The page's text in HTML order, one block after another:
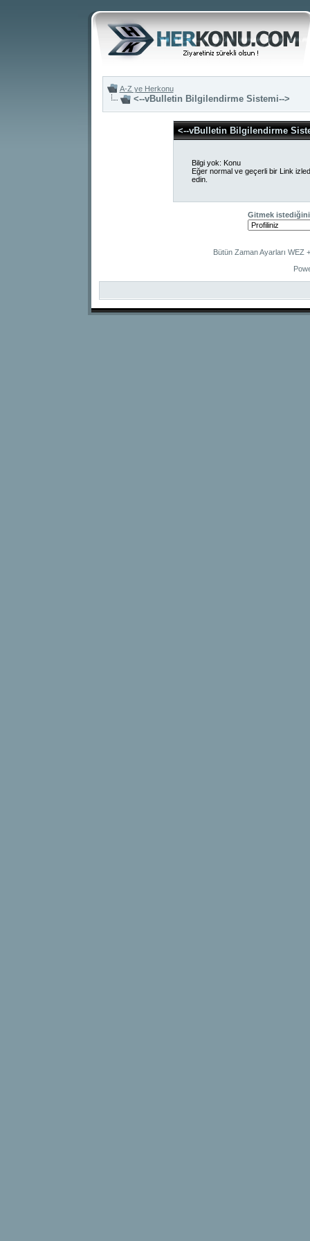
A-Z ye Herkonu
<--vBulletin Bilgilendirme Sistemi-->
<--vBulletin Bilgilendirme
Bilgi yok: Konu
Eğer normal ve geçerli bir Link
edin.
Gitmek
Bütün Zaman Ayarları WEZ